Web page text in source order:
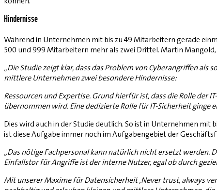
Hindernisse
Während in Unternehmen mit bis zu 49 Mitarbeitern gerade
500 und 999 Mitarbeitern mehr als zwei Drittel. Martin
„Die Studie zeigt klar, dass das Problem von Cyberangriffen
mittlere Unternehmen zwei besondere Hindernisse:
Ressourcen und Expertise. Grund hierfür ist, dass die Rolle
übernommen wird. Eine dedizierte Rolle für IT-Sicherheit
Dies wird auch in der Studie deutlich. So ist in Unternehmen
ist diese Aufgabe immer noch im Aufgabengebiet der
„Das nötige Fachpersonal kann natürlich nicht ersetzt werden.
Einfallstor für Angriffe ist der interne Nutzer, egal ob durch
Mit unserer Maxime für Datensicherheit ‚Never trust, always